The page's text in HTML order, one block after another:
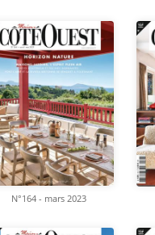
N°164 - mars 2023